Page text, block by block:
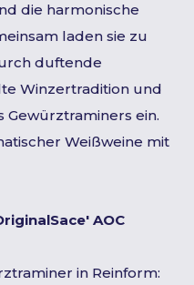
die harmonische
laden sie zu
duftende
Winzertradition und
Gewürztraminers ein.
Weißweine mit
AOC
in Reinform: